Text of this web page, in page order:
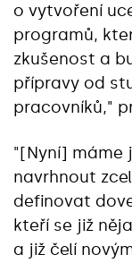
o vytvoření
programů,
zkušenost a
přípravy od
pracovníků,"
"[Nyní] máme
navrhnout
definovat
kteří se již
a již čelí